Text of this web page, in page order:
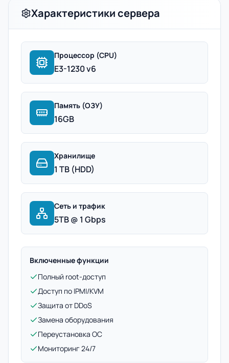
Характеристики сервера
Процессор (CPU)
E3-1230 v6
Память (ОЗУ)
16GB
Хранилище
1 TB (HDD)
Сеть и трафик
5TB @ 1 Gbps
Включенные функции
Полный root-доступ
Доступ по IPMI/KVM
Защита от DDoS
Замена оборудования
Переустановка ОС
Мониторинг 24/7